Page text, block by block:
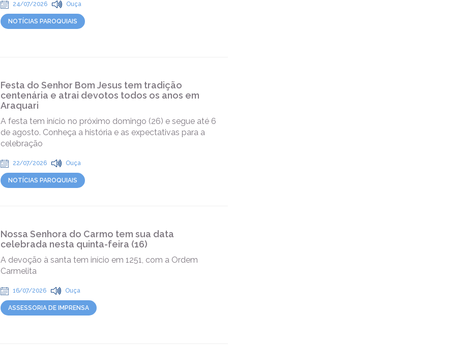
24/07/2026 Ouça
NOTÍCIAS PAROQUIAIS
Festa do Senhor Bom Jesus tem tradição
centenária e atrai devotos todos os anos em
Araquari
A festa tem início no próximo domingo (26) e segue até 6
de agosto. Conheça a história e as expectativas para a
celebração
22/07/2026 Ouça
NOTÍCIAS PAROQUIAIS
Nossa Senhora do Carmo tem sua data
celebrada nesta quinta-feira (16)
A devoção à santa tem início em 1251, com a Ordem
Carmelita
16/07/2026 Ouça
ASSESSORIA DE IMPRENSA